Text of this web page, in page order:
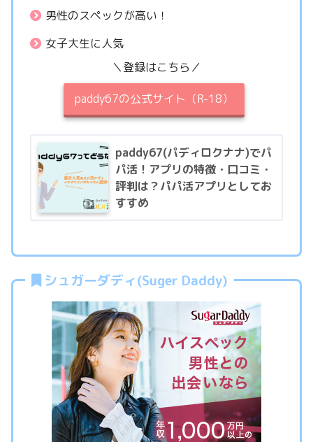
男性のスペックが高い！
女子大生に人気
＼登録はこちら／
paddy67の公式サイト（R-18）
paddy67(パディロクナナ)でパ
パ活！アプリの特徴・口コミ・
評判は？パパ活アプリとしてお
すすめ
シュガーダディ(Suger Daddy)